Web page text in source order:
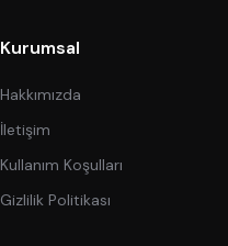
Kurumsal
Hakkımızda
İletişim
Kullanım Koşulları
Gizlilik Politikası